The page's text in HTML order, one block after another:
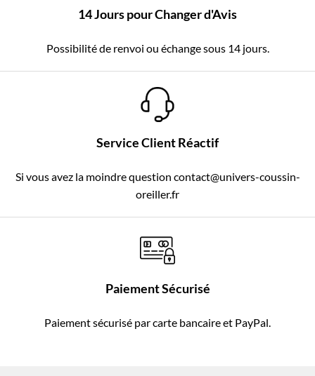
14 Jours pour Changer d'Avis
Possibilité de renvoi ou échange sous 14 jours.
Service Client Réactif
Si vous avez la moindre question contact@univers-coussin-
oreiller.fr
Paiement Sécurisé
Paiement sécurisé par carte bancaire et PayPal.